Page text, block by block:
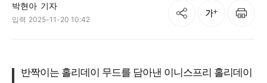
박현아 기자
입력 2025-11-20 10:42
공유 글자크기 인쇄
반짝이는 홀리데이 무드를 담아낸 이니스프리 홀리데이